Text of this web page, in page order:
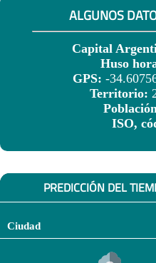
ALGUNOS
Capital
Huso
GPS: -
Territorio:
ISO,
PREDICCIÓN DEL
Ciudad